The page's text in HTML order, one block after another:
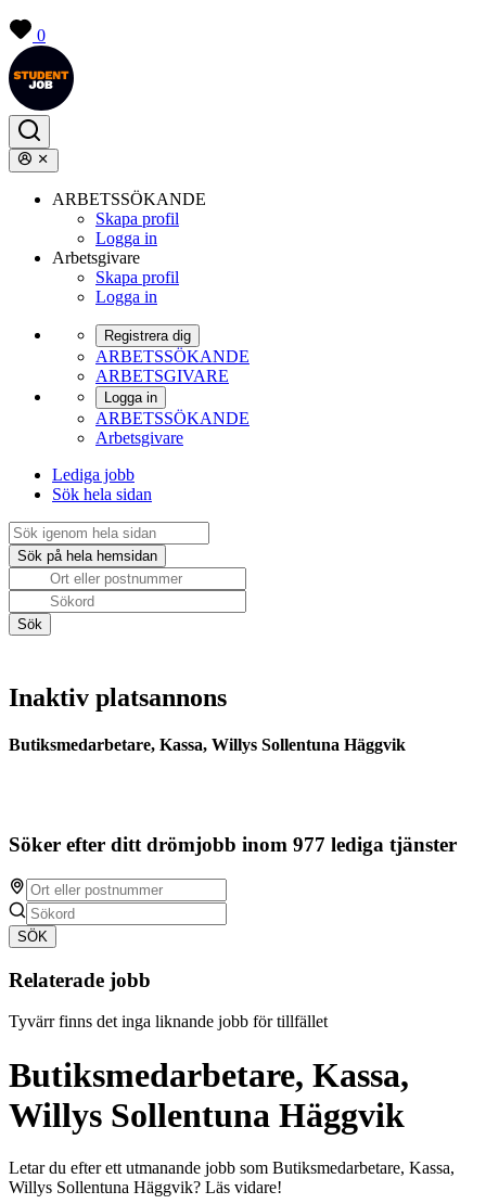
0
ARBETSSÖKANDE
Skapa profil
Logga in
Arbetsgivare
Skapa profil
Logga in
Registrera dig
ARBETSSÖKANDE
ARBETSGIVARE
Logga in
ARBETSSÖKANDE
Arbetsgivare
Lediga jobb
Sök hela sidan
Inaktiv platsannons
Butiksmedarbetare, Kassa, Willys Sollentuna Häggvik
Söker efter ditt drömjobb inom 977 lediga tjänster
SÖK
Relaterade jobb
Tyvärr finns det inga liknande jobb för tillfället
Butiksmedarbetare, Kassa,
Willys Sollentuna Häggvik
Letar du efter ett utmanande jobb som Butiksmedarbetare, Kassa,
Willys Sollentuna Häggvik? Läs vidare!